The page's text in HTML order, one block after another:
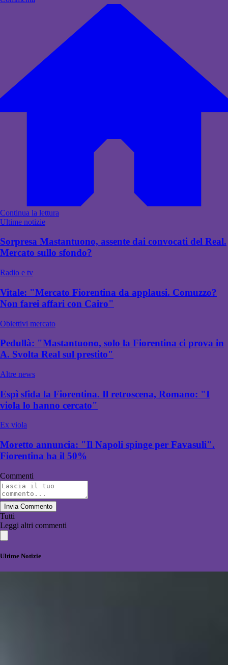
Continua la lettura
Ultime notizie
Sorpresa Mastantuono, assente dai convocati del Real.
Mercato sullo sfondo?
Radio e tv
Vitale: "Mercato Fiorentina da applausi. Comuzzo?
Non farei affari con Cairo"
Obiettivi mercato
Pedullà: "Mastantuono, solo la Fiorentina ci prova in
A. Svolta Real sul prestito"
Altre news
Espì sfida la Fiorentina. Il retroscena, Romano: "I
viola lo hanno cercato"
Ex viola
Moretto annuncia: "Il Napoli spinge per Favasuli".
Fiorentina ha il 50%
Commenti
Invia Commento
Tutti
Leggi altri commenti
Ultime Notizie